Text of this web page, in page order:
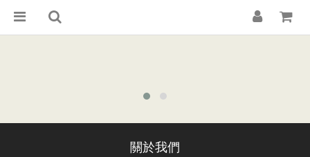
關於我們